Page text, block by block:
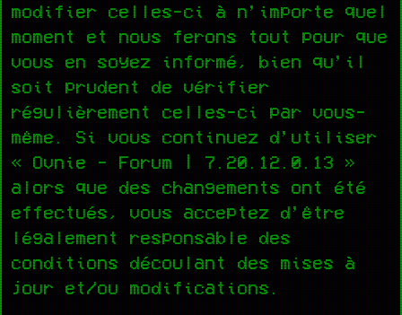
modifier celles-ci à n’importe quel
moment et nous ferons tout pour que
vous en soyez informé, bien qu’il
soit prudent de vérifier
régulièrement celles-ci par vous-
même. Si vous continuez d’utiliser
« Ovnie - Forum | 7.20.12.0.13 »
alors que des changements ont été
effectués, vous acceptez d’être
légalement responsable des
conditions découlant des mises à
jour et/ou modifications.